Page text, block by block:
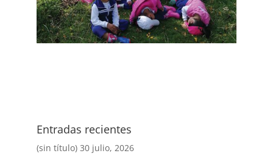
Entradas recientes
(sin título) 30 julio, 2026